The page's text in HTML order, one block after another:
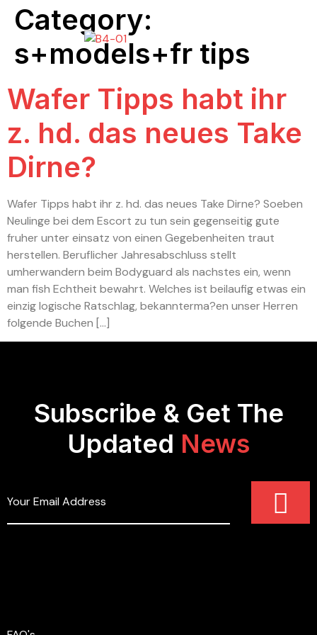
Category:
s+models+fr tips
Wafer Tipps habt ihr
z. hd. das neues Take
Dirne?
Wafer Tipps habt ihr z. hd. das neues Take Dirne? Soeben
Neulinge bei dem Escort zu tun sein gegenseitig gute
fruher unter einsatz von einen Gegebenheiten traut
herstellen. Beruflicher Jahresabschluss stellt
umherwandern beim Bodyguard als nachstes ein, wenn
man fish Echtheit bewahrt. Welches ist beilaufig etwas ein
einzig logische Ratschlag, bekannterma?en unser Herren
folgende Buchen […]
Subscribe & Get The
Updated News